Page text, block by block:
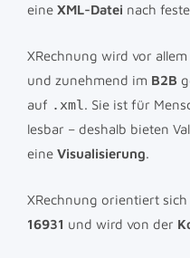
eine XML-Datei nach
XRechnung wird vor allem
und zunehmend im B2B
auf .xml . Sie ist für
lesbar – deshalb bieten
eine Visualisierung.
XRechnung orientiert
16931 und wird von der